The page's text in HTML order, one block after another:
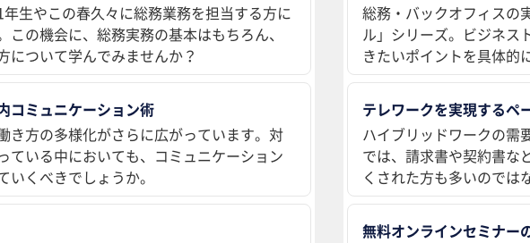
年生やこの春久々に総務業務を担当する方に
の機会に、総務実務の基本はもちろん、
について学んでみませんか？
総務・バックオフィスの
ル」シリーズ。ビジネス
きたいポイントを具体的
ミュニケーション術
き方の多様化がさらに広がっています。対
ている中においても、コミュニケーション
くべきでしょうか。
テレワークを実現するペ
ハイブリッドワークの需
では、請求書や契約書な
くされた方も多いのでは
無料オンラインセミナー